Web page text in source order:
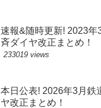
速報&随時更新! 2023年
斉ダイヤ改正まとめ！
233019 views
本日公表! 2026年3月鉄
ヤ改正まとめ！